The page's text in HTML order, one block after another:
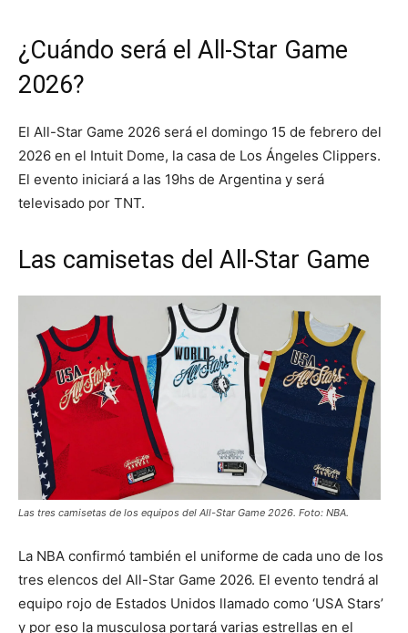
¿Cuándo será el All-Star Game
2026?
El All-Star Game 2026 será el domingo 15 de febrero del
2026 en el Intuit Dome, la casa de Los Ángeles Clippers.
El evento iniciará a las 19hs de Argentina y será
televisado por TNT.
Las camisetas del All-Star Game
Las tres camisetas de los equipos del All-Star Game 2026. Foto: NBA.
La NBA confirmó también el uniforme de cada uno de los
tres elencos del All-Star Game 2026. El evento tendrá al
equipo rojo de Estados Unidos llamado como ‘USA Stars’
y por eso la musculosa portará varias estrellas en el